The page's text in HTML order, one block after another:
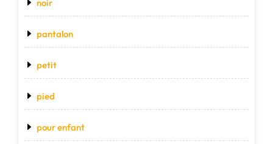
noir
pantalon
petit
pied
pour enfant